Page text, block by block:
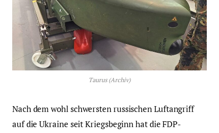
Taurus (Archiv)
Nach dem wohl schwersten russischen Luftangriff
auf die Ukraine seit Kriegsbeginn hat die FDP-